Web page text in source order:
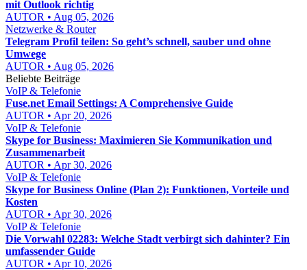
mit Outlook richtig
AUTOR • Aug 05, 2026
Netzwerke & Router
Telegram Profil teilen: So geht’s schnell, sauber und ohne
Umwege
AUTOR • Aug 05, 2026
Beliebte Beiträge
VoIP & Telefonie
Fuse.net Email Settings: A Comprehensive Guide
AUTOR • Apr 20, 2026
VoIP & Telefonie
Skype for Business: Maximieren Sie Kommunikation und
Zusammenarbeit
AUTOR • Apr 30, 2026
VoIP & Telefonie
Skype for Business Online (Plan 2): Funktionen, Vorteile und
Kosten
AUTOR • Apr 30, 2026
VoIP & Telefonie
Die Vorwahl 02283: Welche Stadt verbirgt sich dahinter? Ein
umfassender Guide
AUTOR • Apr 10, 2026